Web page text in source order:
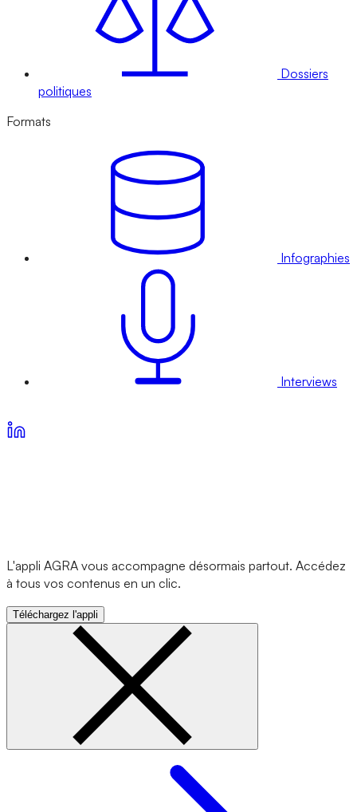
Dossiers
politiques
Formats
Infographies
Interviews
L'appli AGRA vous accompagne désormais partout. Accédez
à tous vos contenus en un clic.
Téléchargez l'appli